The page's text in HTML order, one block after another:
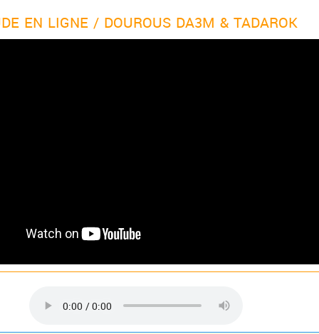
EN LIGNE / DOUROUS DA3M & TADAROK